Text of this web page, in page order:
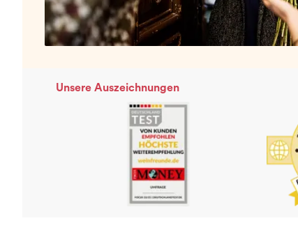
Unsere Auszeichnungen